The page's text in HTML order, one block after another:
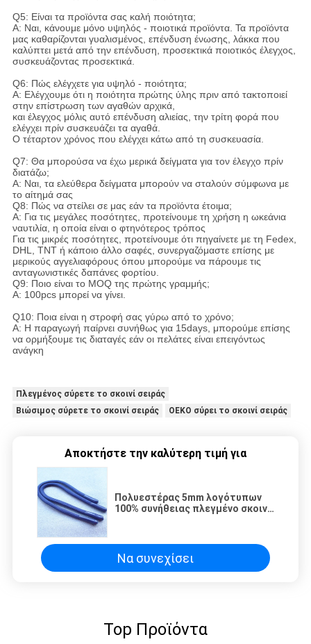
Q5: Είναι τα προϊόντα σας καλή ποιότητα;
Α: Ναι, κάνουμε μόνο υψηλός - ποιοτικά προϊόντα. Τα προϊόντα
μας καθαρίζονται γυαλισμένος, επένδυση ένωσης, λάκκα που
καλύπτει μετά από την επένδυση, προσεκτικά ποιοτικός έλεγχος,
συσκευάζοντας προσεκτικά.
Q6: Πώς ελέγχετε για υψηλό - ποιότητα;
Α: Ελέγχουμε ότι η ποιότητα πρώτης ύλης πριν από τακτοποιεί
στην επίστρωση των αγαθών αρχικά,
και έλεγχος μόλις αυτό επένδυση αλιείας, την τρίτη φορά που
ελέγχει πρίν συσκευάζει τα αγαθά.
Ο τέταρτον χρόνος που ελέγχει κάτω από τη συσκευασία.
Q7: Θα μπορούσα να έχω μερικά δείγματα για τον έλεγχο πρίν
διατάζω;
Α: Ναι, τα ελεύθερα δείγματα μπορούν να σταλούν σύμφωνα με
το αίτημά σας
Q8: Πώς να στείλει σε μας εάν τα προϊόντα έτοιμα;
Α: Για τις μεγάλες ποσότητες, προτείνουμε τη χρήση η ωκεάνια
ναυτιλία, η οποία είναι ο φτηνότερος τρόπος
Για τις μικρές ποσότητες, προτείνουμε ότι πηγαίνετε με τη Fedex,
DHL, TNT ή κάποιο άλλο σαφές, συνεργαζόμαστε επίσης με
μερικούς αγγελιαφόρους όπου μπορούμε να πάρουμε τις
ανταγωνιστικές δαπάνες φορτίου.
Q9: Ποιο είναι το MOQ της πρώτης γραμμής;
Α: 100pcs μπορεί να γίνει.
Q10: Ποια είναι η στροφή σας γύρω από το χρόνο;
Α: Η παραγωγή παίρνει συνήθως για 15days, μπορούμε επίσης
να ορμήξουμε τις διαταγές εάν οι πελάτες είναι επειγόντως
ανάγκη
Πλεγμένος σύρετε το σκοινί σειράς
Βιώσιμος σύρετε το σκοινί σειράς
OEKO σύρει το σκοινί σειράς
Αποκτήστε την καλύτερη τιμή για
Πολυεστέρας 5mm λογότυπων
100% συνήθειας πλεγμένο σκοινί
Να συνεχίσει
Top Προϊόντα